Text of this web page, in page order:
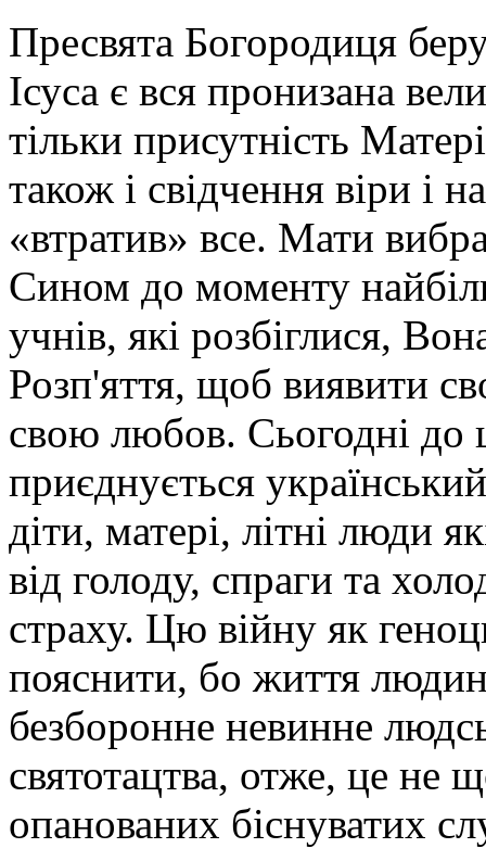
Пресвята Богородиця
Ісуса є вся пронизана
тільки присутність
також і свідчення віри і
«втратив» все. Мати
Сином до моменту
учнів, які розбіглися,
Розп'яття, щоб виявити
свою любов. Сьогодні до
приєднується
діти, матері, літні люди
від голоду, спраги та
страху. Цю війну як
пояснити, бо життя
безборонне невинне
святотацтва, отже, це не
опанованих біснуватих